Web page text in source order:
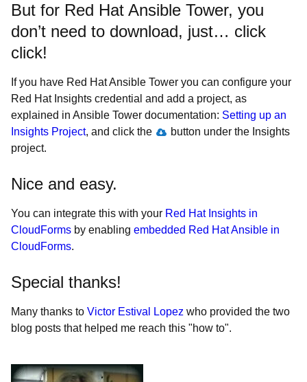
But for Red Hat Ansible Tower, you
don’t need to download, just… click
click!
If you have Red Hat Ansible Tower you can configure your
Red Hat Insights credential and add a project, as
explained in Ansible Tower documentation: Setting up an
Insights Project, and click the
button under the Insights
project.
Nice and easy.
You can integrate this with your Red Hat Insights in
CloudForms by enabling embedded Red Hat Ansible in
CloudForms.
Special thanks!
Many thanks to Victor Estival Lopez who provided the two
blog posts that helped me reach this "how to".